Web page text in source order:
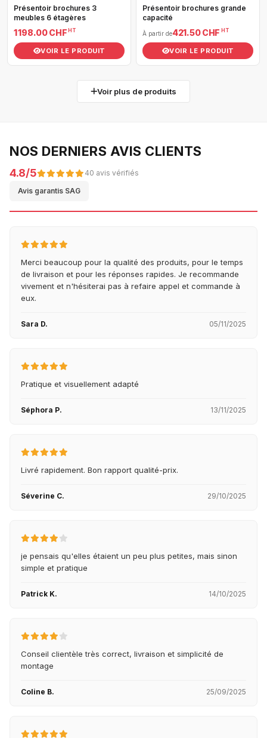
Présentoir brochures 3
meubles 6 étagères
1 198.00 CHF HT
VOIR LE PRODUIT
Présentoir brochures grande
capacité
À partir de421.50 CHF HT
VOIR LE PRODUIT
Voir plus de produits
NOS DERNIERS AVIS CLIENTS
4.8/5 40 avis vérifiés
Avis garantis SAG
Merci beaucoup pour la qualité des produits, pour le temps
de livraison et pour les réponses rapides. Je recommande
vivement et n'hésiterai pas à refaire appel et commande à
eux.
Sara D. 05/11/2025
Pratique et visuellement adapté
Séphora P. 13/11/2025
Livré rapidement. Bon rapport qualité-prix.
Séverine C. 29/10/2025
je pensais qu'elles étaient un peu plus petites, mais sinon
simple et pratique
Patrick K. 14/10/2025
Conseil clientèle très correct, livraison et simplicité de
montage
Coline B. 25/09/2025